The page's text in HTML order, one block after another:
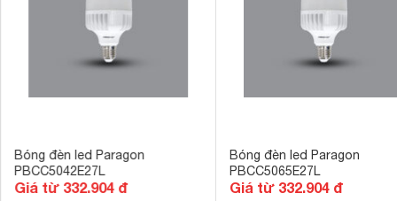
Bóng đèn led Paragon
PBCC5042E27L
Giá từ 332.904 đ
Bóng đèn led Paragon
PBCC5065E27L
Giá từ 332.904 đ